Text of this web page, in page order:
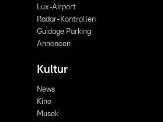
Lux-Airport
Radar-Kontrollen
Guidage Parking
Annoncen
Kultur
News
Kino
Musek